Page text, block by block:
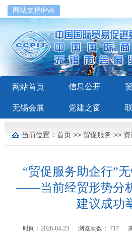
网站支持IPv6
网站首页 信息公开
无锡会展 党建之窗
当前位置： 首页>> 贸促服务 >>
“贸促服务助企行”
——当前经贸形势分
建议成功
时间： 2026-04-23浏览次数： 717来